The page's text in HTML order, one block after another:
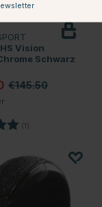
Vision
Schwarz
€145.50
(1)